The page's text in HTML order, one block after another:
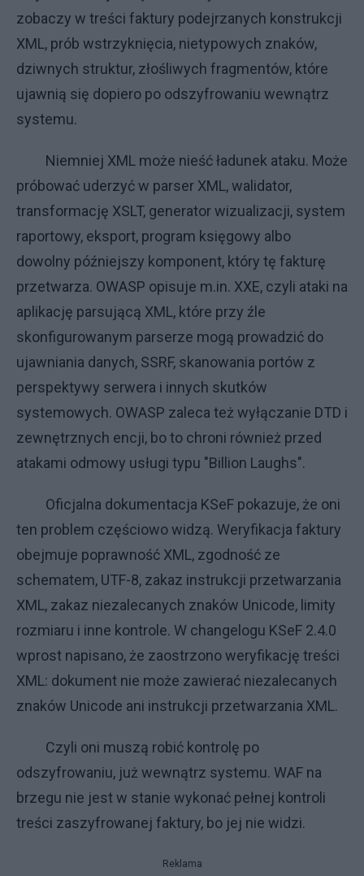
zobaczy w treści faktury podejrzanych konstrukcji
XML, prób wstrzyknięcia, nietypowych znaków,
dziwnych struktur, złośliwych fragmentów, które
ujawnią się dopiero po odszyfrowaniu wewnątrz
systemu.
Niemniej XML może nieść ładunek ataku. Może
próbować uderzyć w parser XML, walidator,
transformację XSLT, generator wizualizacji, system
raportowy, eksport, program księgowy albo
dowolny późniejszy komponent, który tę fakturę
przetwarza. OWASP opisuje m.in. XXE, czyli ataki na
aplikację parsującą XML, które przy źle
skonfigurowanym parserze mogą prowadzić do
ujawniania danych, SSRF, skanowania portów z
perspektywy serwera i innych skutków
systemowych. OWASP zaleca też wyłączanie DTD i
zewnętrznych encji, bo to chroni również przed
atakami odmowy usługi typu "Billion Laughs".
Oficjalna dokumentacja KSeF pokazuje, że oni
ten problem częściowo widzą. Weryfikacja faktury
obejmuje poprawność XML, zgodność ze
schematem, UTF-8, zakaz instrukcji przetwarzania
XML, zakaz niezalecanych znaków Unicode, limity
rozmiaru i inne kontrole. W changelogu KSeF 2.4.0
wprost napisano, że zaostrzono weryfikację treści
XML: dokument nie może zawierać niezalecanych
znaków Unicode ani instrukcji przetwarzania XML.
Czyli oni muszą robić kontrolę po
odszyfrowaniu, już wewnątrz systemu. WAF na
brzegu nie jest w stanie wykonać pełnej kontroli
treści zaszyfrowanej faktury, bo jej nie widzi.
Reklama